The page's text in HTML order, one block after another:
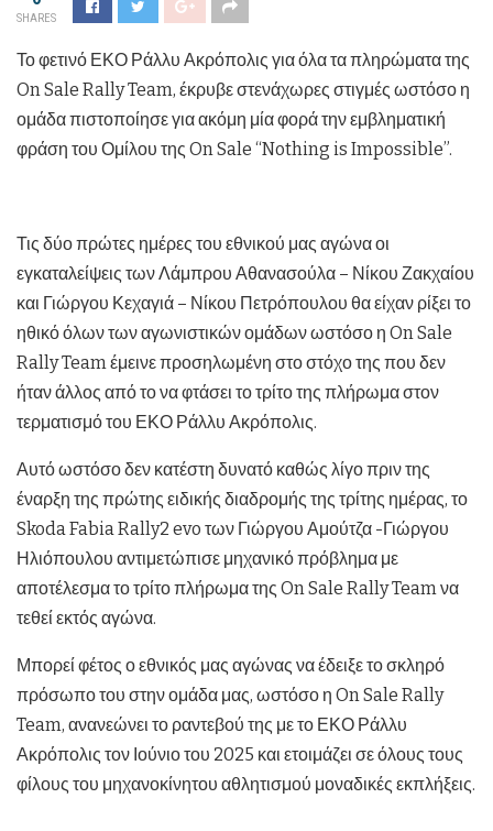
SHARES
Το φετινό ΕΚΟ Ράλλυ Ακρόπολις για όλα τα πληρώματα της
On Sale Rally Team, έκρυβε στενάχωρες στιγμές ωστόσο η
ομάδα πιστοποίησε για ακόμη μία φορά την εμβληματική
φράση του Ομίλου της On Sale “Nothing is Impossible”.
Τις δύο πρώτες ημέρες του εθνικού μας αγώνα οι
εγκαταλείψεις των Λάμπρου Αθανασούλα – Νίκου Ζακχαίου
και Γιώργου Κεχαγιά – Νίκου Πετρόπουλου θα είχαν ρίξει το
ηθικό όλων των αγωνιστικών ομάδων ωστόσο η On Sale
Rally Team έμεινε προσηλωμένη στο στόχο της που δεν
ήταν άλλος από το να φτάσει το τρίτο της πλήρωμα στον
τερματισμό του ΕΚΟ Ράλλυ Ακρόπολις.
Αυτό ωστόσο δεν κατέστη δυνατό καθώς λίγο πριν της
έναρξη της πρώτης ειδικής διαδρομής της τρίτης ημέρας, το
Skoda Fabia Rally2 evo των Γιώργου Αμούτζα -Γιώργου
Ηλιόπουλου αντιμετώπισε μηχανικό πρόβλημα με
αποτέλεσμα το τρίτο πλήρωμα της On Sale Rally Team να
τεθεί εκτός αγώνα.
Μπορεί φέτος ο εθνικός μας αγώνας να έδειξε το σκληρό
πρόσωπο του στην ομάδα μας, ωστόσο η On Sale Rally
Team, ανανεώνει το ραντεβού της με το ΕΚΟ Ράλλυ
Ακρόπολις τον Ιούνιο του 2025 και ετοιμάζει σε όλους τους
φίλους του μηχανοκίνητου αθλητισμού μοναδικές εκπλήξεις.